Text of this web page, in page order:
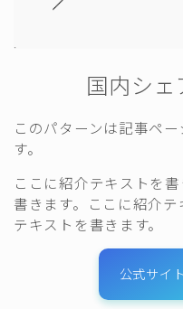
国内シ
このパターンは記事ペ
す。
ここに紹介テキストを
書きます。ここに紹介
テキストを書きます。
公式サイ